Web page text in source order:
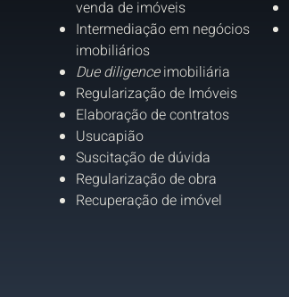
venda de imóveis
Intermediação em negócios
imobiliários
Due diligenceimobiliária
Regularização de Imóveis
Elaboração de contratos
Usucapião
Suscitação de dúvida
Regularização de obra
Recuperação de imóvel